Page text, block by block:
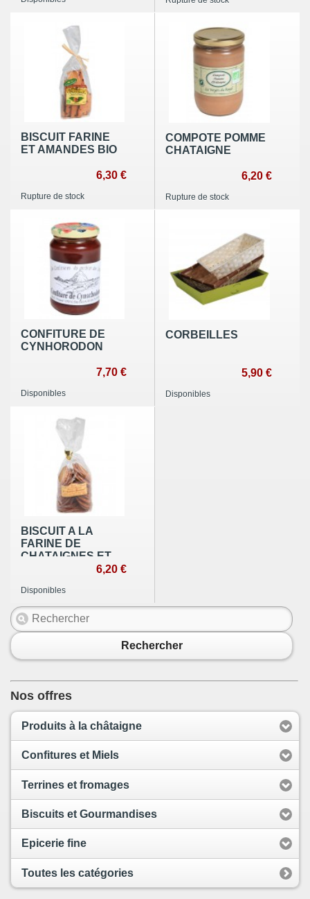
BISCUIT FARINE
ET AMANDES BIO
6,30 €
Rupture de stock
COMPOTE POMME
CHATAIGNE
6,20 €
Rupture de stock
CONFITURE DE
CYNHORODON
7,70 €
Disponibles
CORBEILLES
5,90 €
Disponibles
BISCUIT A LA
FARINE DE
CHATAIGNES ET
6,20 €
Disponibles
Rechercher
Nos offres
Produits à la châtaigne
Confitures et Miels
Terrines et fromages
Biscuits et Gourmandises
Epicerie fine
Toutes les catégories